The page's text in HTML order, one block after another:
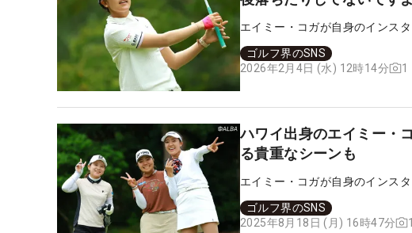
エイミー・コガが自身のインス
ゴルフ界のSNS
2026年2月4日 (水) 12時14分
1
ハワイ出身のエイミー・
る貴重なシーンも
エイミー・コガが自身のインス
ゴルフ界のSNS
2025年8月18日 (月) 16時47分
1